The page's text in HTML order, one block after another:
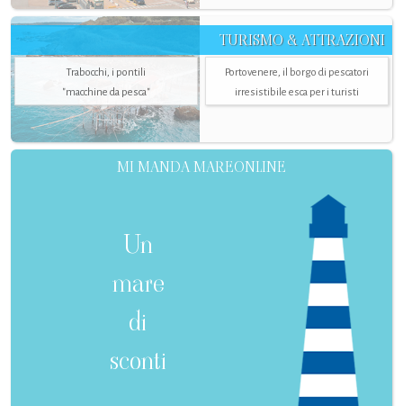
TURISMO & ATTRAZIONI
Trabocchi, i pontili
"macchine da pesca"
Portovenere, il borgo di pescatori
irresistibile esca per i turisti
MI MANDA MAREONLINE
Un
mare
di
sconti